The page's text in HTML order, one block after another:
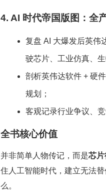
4. AI 时代帝国版图：全
复盘 AI 大爆发后英伟
驶芯片、工业仿真、
剖析英伟达软件 + 硬
规划；
客观记录行业争议、
全书核心价值
并非简单人物传记，而是芯
住人工智能时代，建立无法
么。